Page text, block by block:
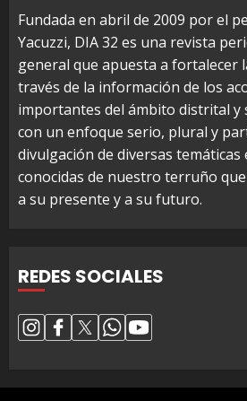
Fundada en abril de 2009 por el
Yacuzzi, DIA 32 es una revista
general que apuesta a fortalecer
través de la información de los
importantes del ámbito distrital y
con un enfoque serio, plural y
divulgación de diversas
conocidas de nuestro terruño
a su presente y a su futuro.
REDES SOCIALES